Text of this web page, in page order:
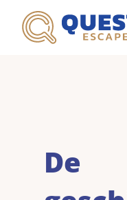
De